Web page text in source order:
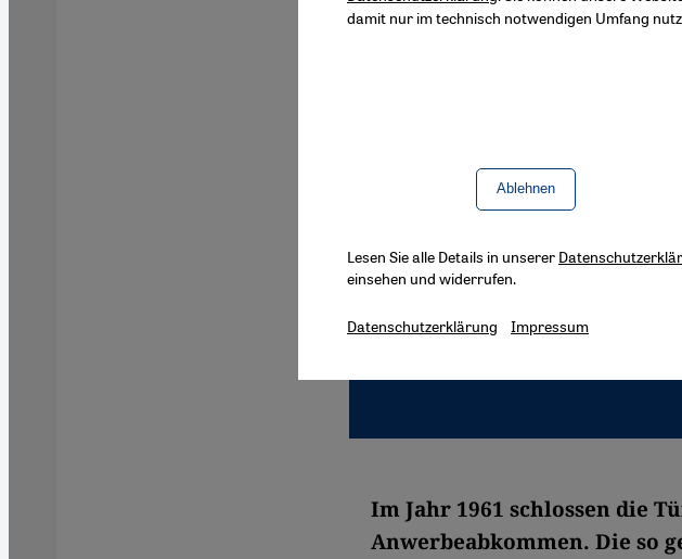
Im Jahr 1961 schlossen die
Anwerbeabkommen. Die so
damit nur im technisch notwendigen Umfang
Ablehnen
Lesen Sie alle Details in unserer
einsehen und widerrufen.
Datenschutzerklärung Impressum